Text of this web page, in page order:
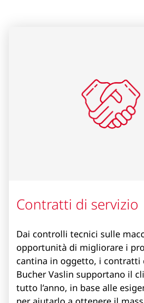
Contratti di servizio
Dai controlli tecnici sulle
opportunità di migliorare i
cantina in oggetto, i contratti
Bucher Vaslin supportano il
tutto l’anno, in base alle